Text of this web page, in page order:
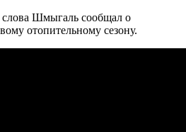
слова Шмыгаль сообщал о
отопительному сезону.